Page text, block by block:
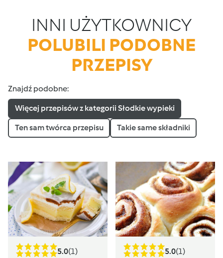
INNI UŻYTKOWNICY
POLUBILI PODOBNE
PRZEPISY
Znajdź podobne:
Więcej przepisów z kategorii Słodkie wypieki
Ten sam twórca przepisu Takie same składniki
5.0(1) 5.0(1)